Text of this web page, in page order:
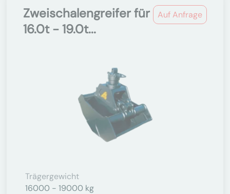
Auf Anfrage
Zweischalengreifer für
16.0t - 19.0t...
Trägergewicht
16000 - 19000 kg